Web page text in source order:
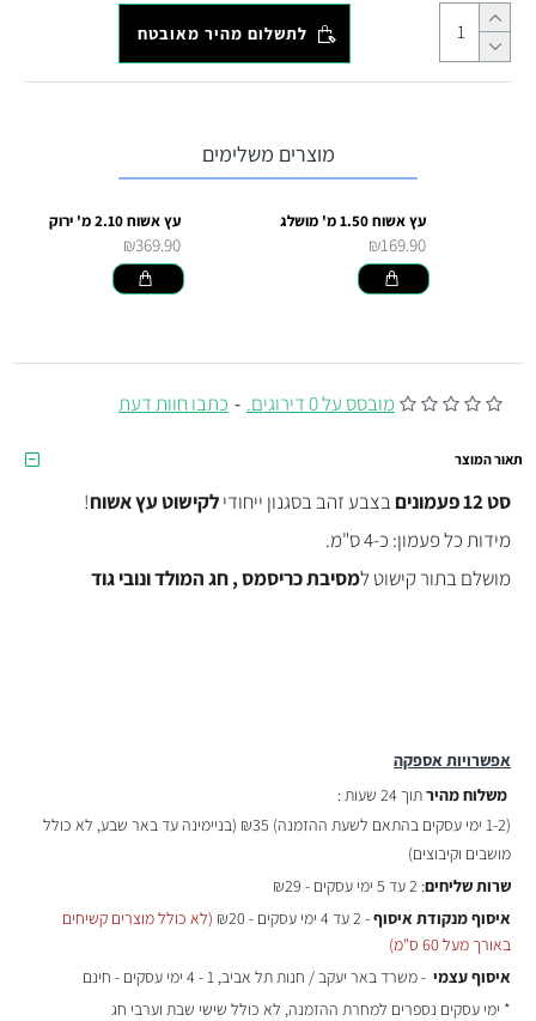
מובסס על 0 דירוגים. - כתבו חוות דעת
לתשלום מהיר מאובטח
מוצרים משלימים
עץ אשוח 1.50 מ' מושלג
₪169.90
עץ אשוח 2.10 מ' ירוק
₪369.90
אפשרויות אספקה
משלוח מהירתוך 24 שעות :
(1-2 ימי עסקים בהתאם לשעת ההזמנה)
₪35 (בניימינה עד באר שבע, לא כולל
מושבים וקיבוצים)
שרות שליחים: 2 עד 5 ימי עסקים - ₪29
איסוף מנקודת איסוף- 2 עד 4 ימי עסקים - ₪20
(לא כולל מוצרים קשיחים
באורך מעל 60 ס"מ)
איסוף עצמי - משרד באר יעקב / חנות תל אביב, 1 - 4 ימי עסקים - חינם
* ימי עסקים נספרים למחרת ההזמנה, לא כולל שישי שבת וערבי חג
תאור המוצר
סט 12 פעמונים בצבע זהב בסגנון ייחודילקישוט עץ אשוח!
מידות כל פעמון: כ-4 ס"מ.
מושלם בתור קישוט למסיבת כריסמס , חג המולד ונובי גוד